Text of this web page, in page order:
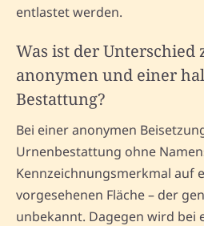
entlastet werden.
Was ist der Unterschied
anonymen und einer
Bestattung?
Bei einer anonymen
Urnenbestattung ohne
Kennzeichnungsmerkmal auf
vorgesehenen Fläche – der
unbekannt. Dagegen wird bei